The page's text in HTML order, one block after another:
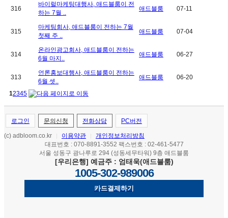
316
바이럴마케팅대행사, 애드블룸이 전
하는 7월 ..
애드블룸 07-11
315
마케팅회사, 애드블룸이 전하는 7월
첫째 주 ..
애드블룸 07-04
314
온라인광고회사, 애드블룸이 전하는
6월 마지..
애드블룸 06-27
313
언론홍보대행사, 애드블룸이 전하는
6월 셋..
애드블룸 06-20
12345
로그인 문의신청 전화상담 PC버전
(c) adbloom.co.kr 이용약관
개인정보처리방침
대표번호 : 070-8891-3552 팩스번호 : 02-461-5477
서울 성동구 광나루로 294 (성동세무타워) 9층 애드블룸
[우리은행] 예금주 : 엄태욱(애드블룸)
1005-302-989006
카드결제하기